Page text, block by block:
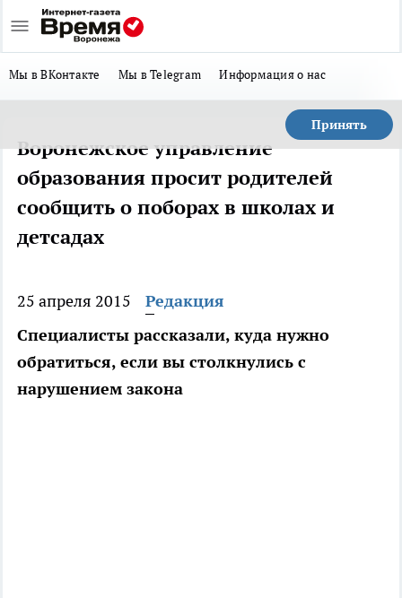
Мы в ВКонтакте Мы в Telegram Информация о нас
Принять
Воронежское управление
образования просит родителей
сообщить о поборах в школах и
детсадах
25 апреля 2015
Редакция
Специалисты рассказали, куда нужно
обратиться, если вы столкнулись с
нарушением закона